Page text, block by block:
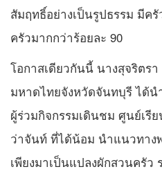
สัมฤทธิ์อย่างเป็นรูปธรรม มีค
ครัวมากกว่าร้อยละ 90
โอกาสเดียวกันนี้ นางสุจริตร
มหาดไทยจังหวัดจันทบุรี ได้
ผู้ร่วมกิจกรรมเดินชม ศูนย์เรี
ว่าจันท์ ที่ได้น้อม นำแนวทาง
เพียงมาเป็นแปลงผักสวนครั